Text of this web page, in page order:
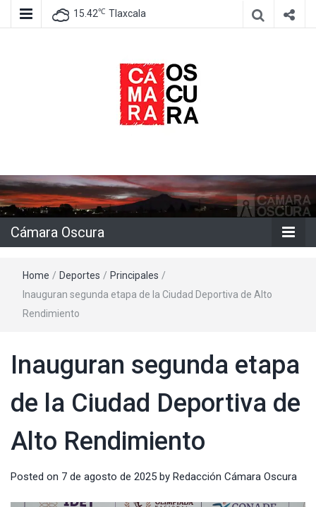
15.42℃ Tlaxcala
Cámara
Oscura
Cámara Oscura
Home / Deportes / Principales /
Inauguran segunda etapa de la Ciudad Deportiva de Alto
Rendimiento
Inauguran segunda etapa
de la Ciudad Deportiva de
Alto Rendimiento
Posted on 7 de agosto de 2025 by Redacción Cámara Oscura